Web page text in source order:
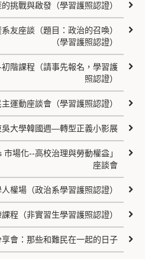
挑戰與啟發（學習護照認證）
友座談（題目：政治的召喚）
（學習護照認證）
階課程（請事先報名，學習護
照認證）
運動座談會（學習護照認證）
吳大學韓國週—轉型正義小影展
場化--高校治理與勞動權益」
座談會
權場（政治系學習護照認證）
程（非實習生學習護照認證）
享會：那些和難民在一起的日子